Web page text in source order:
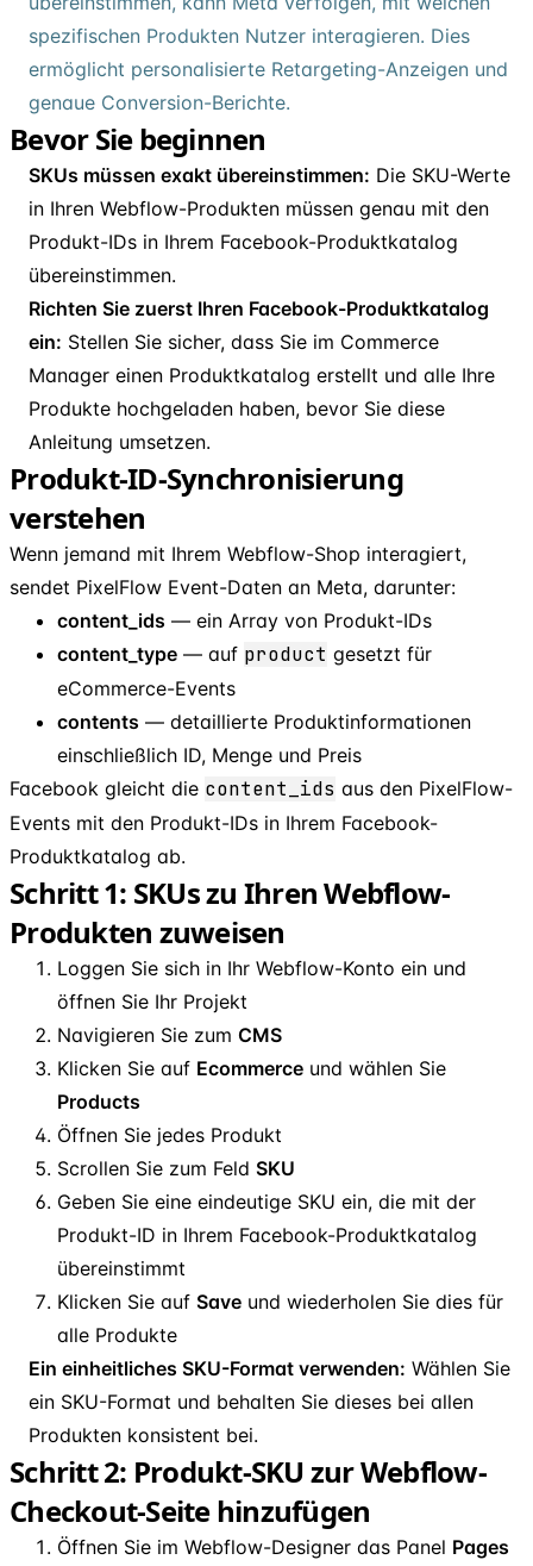
spezifischen Produkten Nutzer interagieren. Dies
ermöglicht personalisierte Retargeting-Anzeigen und
genaue Conversion-Berichte.
Bevor Sie beginnen
SKUs müssen exakt übereinstimmen: Die SKU-Werte
in Ihren Webflow-Produkten müssen genau mit den
Produkt-IDs in Ihrem Facebook-Produktkatalog
übereinstimmen.
Richten Sie zuerst Ihren Facebook-Produktkatalog
ein: Stellen Sie sicher, dass Sie im Commerce
Manager einen Produktkatalog erstellt und alle Ihre
Produkte hochgeladen haben, bevor Sie diese
Anleitung umsetzen.
Produkt-ID-Synchronisierung
verstehen
Wenn jemand mit Ihrem Webflow-Shop interagiert,
sendet PixelFlow Event-Daten an Meta, darunter:
content ids — ein Array von Produkt-IDs
content type — auf product gesetzt für
eCommerce-Events
contents — detaillierte Produktinformationen
einschließlich ID, Menge und Preis
Facebook gleicht die content ids aus den PixelFlow-
Events mit den Produkt-IDs in Ihrem Facebook-
Produktkatalog ab.
Schritt 1: SKUs zu Ihren Webflow-
Produkten zuweisen
Loggen Sie sich in Ihr Webflow-Konto ein und
öffnen Sie Ihr Projekt
Navigieren Sie zum CMS
Klicken Sie auf Ecommerce und wählen Sie
Products
Öffnen Sie jedes Produkt
Scrollen Sie zum Feld SKU
Geben Sie eine eindeutige SKU ein, die mit der
Produkt-ID in Ihrem Facebook-Produktkatalog
übereinstimmt
Klicken Sie auf Save und wiederholen Sie dies für
alle Produkte
Ein einheitliches SKU-Format verwenden: Wählen Sie
ein SKU-Format und behalten Sie dieses bei allen
Produkten konsistent bei.
Schritt 2: Produkt-SKU zur Webflow-
Checkout-Seite hinzufügen
Öffnen Sie im Webflow-Designer das Panel Pages